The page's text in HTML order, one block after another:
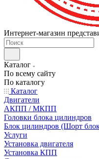
Интернет-магазин
Каталог
По всему сайту
По каталогу
Каталог
Двигатели
АКПП / МКПП
Головки блока цилиндров
Блок цилиндров (Шорт
Услуги
Установка двигателя
Установка КПП